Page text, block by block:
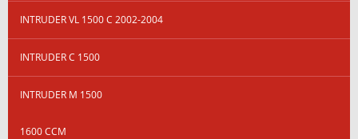
INTRUDER VL 1500 C 2002-2004
INTRUDER C 1500
INTRUDER M 1500
1600 CCM